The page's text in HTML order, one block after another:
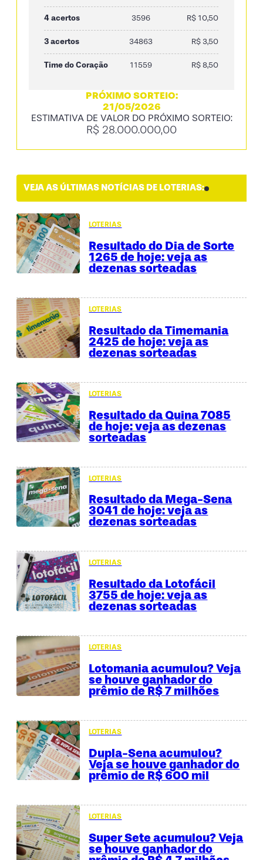
4 acertos 3596 R$ 10,50
3 acertos 34863 R$ 3,50
Time do Coração 11559 R$ 8,50
PRÓXIMO SORTEIO:
21/05/2026
ESTIMATIVA DE VALOR DO PRÓXIMO SORTEIO:
R$ 28.000.000,00
VEJA AS ÚLTIMAS NOTÍCIAS DE LOTERIAS:
LOTERIAS
Resultado do Dia de Sorte
1265 de hoje: veja as
dezenas sorteadas
LOTERIAS
Resultado da Timemania
2425 de hoje: veja as
dezenas sorteadas
LOTERIAS
Resultado da Quina 7085
de hoje: veja as dezenas
sorteadas
LOTERIAS
Resultado da Mega-Sena
3041 de hoje: veja as
dezenas sorteadas
LOTERIAS
Resultado da Lotofácil
3755 de hoje: veja as
dezenas sorteadas
LOTERIAS
Lotomania acumulou? Veja
se houve ganhador do
prêmio de R$ 7 milhões
LOTERIAS
Dupla-Sena acumulou?
Veja se houve ganhador do
prêmio de R$ 600 mil
LOTERIAS
Super Sete acumulou? Veja
se houve ganhador do